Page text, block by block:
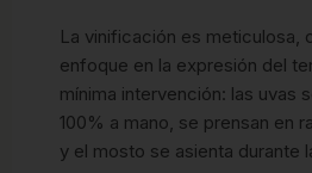
La vinificación es meticulosa,
enfoque en la expresión del
mínima intervención: las uvas
100% a mano, se prensan en
y el mosto se asienta durante